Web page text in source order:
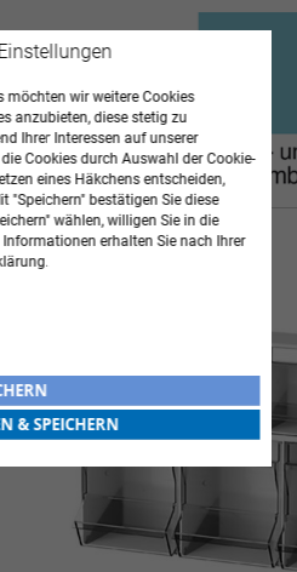
Zum
Ende
möchten wir weitere Cookies
anzubieten, diese stetig zu
Ihrer Interessen auf unserer
Cookies durch Auswahl der Cookie-
eines Häkchens entscheiden,
"Speichern" bestätigen Sie diese
wählen, willigen Sie in die
erhalten Sie nach Ihrer
& SPEICHERN